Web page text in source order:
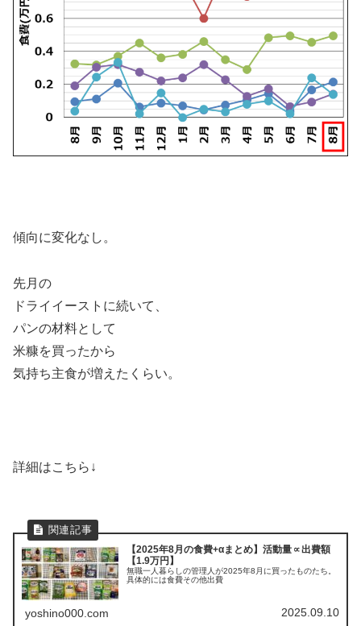
傾向に変化なし。
先月の
ドライイーストに続いて、
パンの材料として
米糠を買ったから
気持ち主食が増えたくらい。
詳細はこちら↓
【2025年8月の食費+αまとめ】活動量∝出費額
【1.9万円】
無職一人暮らしの管理人が2025年8月に買ったものたち。
具体的には食費その他出費
yoshino000.com 2025.09.10